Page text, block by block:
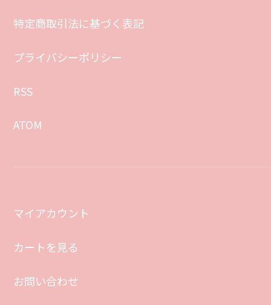
特定商取引法に基づく表記
プライバシーポリシー
RSS
ATOM
マイアカウント
カートを見る
お問い合わせ